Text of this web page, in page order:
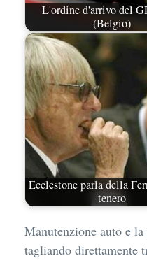
L'ordine d'arrivo del
(Belgio)
Ecclestone parla della
tenero
Manutenzione auto e
tagliando direttamente